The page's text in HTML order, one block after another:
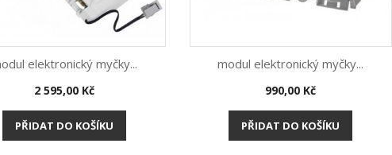
Rychlý náhled
elektronický myčky...
Cena
2 595,00 Kč
PŘIDAT DO KOŠÍKU
Rychlý náhled
modul elektronický myčky...
Cena
990,00 Kč
PŘIDAT DO KOŠÍKU